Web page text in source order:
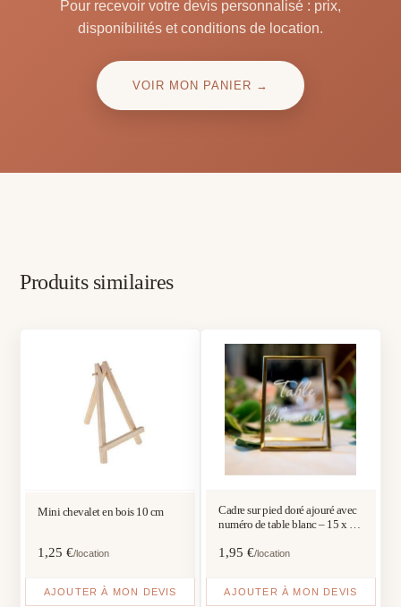
Pour recevoir votre devis personnalisé : prix,
disponibilités et conditions de location.
VOIR MON PANIER →
Produits similaires
Mini chevalet en bois 10 cm
1,25€/location
AJOUTER À MON DEVIS
Cadre sur pied doré ajouré avec
numéro de table blanc – 15 x 10
1,95 €/location
AJOUTER À MON DEVIS